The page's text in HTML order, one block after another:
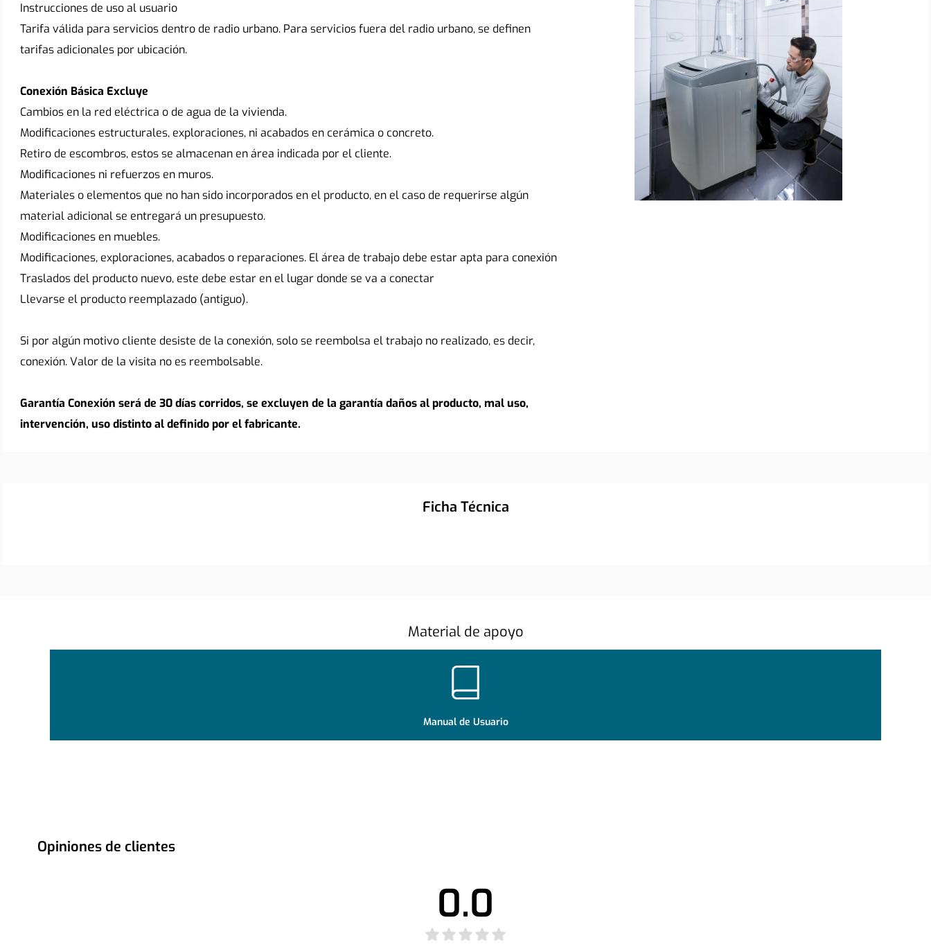
Instrucciones de uso al usuario
Tarifa válida para servicios dentro de radio urbano. Para servicios fuera del radio urbano, se definen
tarifas adicionales por ubicación.
Conexión Básica Excluye
Cambios en la red eléctrica o de agua de la vivienda.
Modificaciones estructurales, exploraciones, ni acabados en cerámica o concreto.
Retiro de escombros, estos se almacenan en área indicada por el cliente.
Modificaciones ni refuerzos en muros.
Materiales o elementos que no han sido incorporados en el producto, en el caso de requerirse algún
material adicional se entregará un presupuesto.
Modificaciones en muebles.
Modificaciones, exploraciones, acabados o reparaciones. El área de trabajo debe estar apta para conexión
Traslados del producto nuevo, este debe estar en el lugar donde se va a conectar
Llevarse el producto reemplazado (antiguo).
Si por algún motivo cliente desiste de la conexión, solo se reembolsa el trabajo no realizado, es decir,
conexión. Valor de la visita no es reembolsable.
Garantía Conexión será de 30 días corridos, se excluyen de la garantía daños al producto, mal uso,
intervención, uso distinto al definido por el fabricante.
Ficha Técnica
Material de apoyo
Manual de Usuario
Opiniones de clientes
0.0